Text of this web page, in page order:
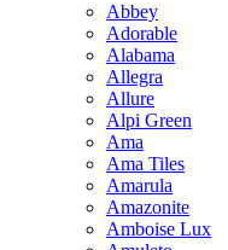
Abbey
Adorable
Alabama
Allegra
Allure
Alpi Green
Ama
Ama Tiles
Amarula
Amazonite
Amboise Lux